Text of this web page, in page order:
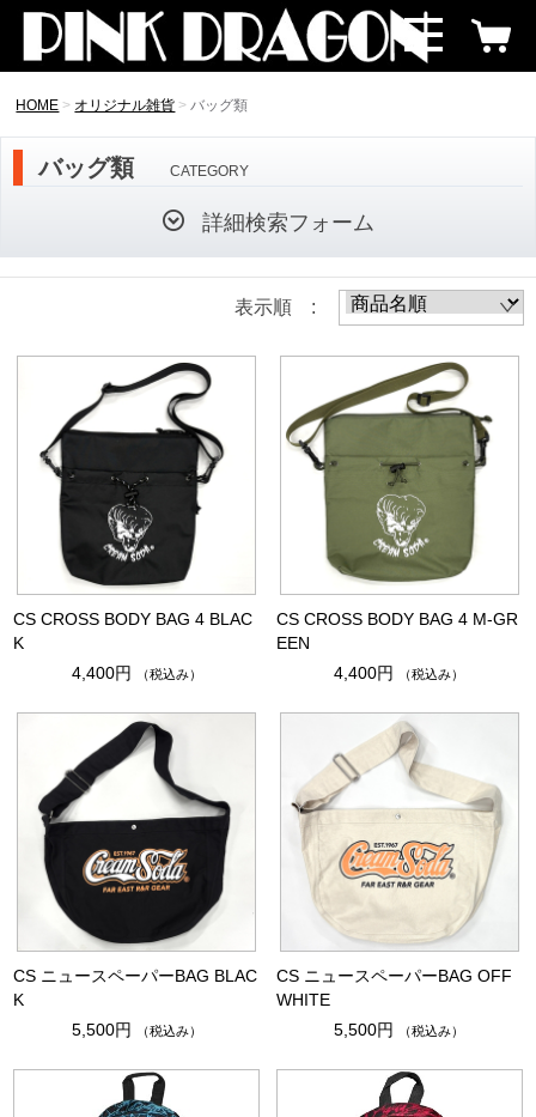
HOME オリジナル雑貨 バッグ類
バッグ類 CATEGORY
詳細検索フォーム
表示順 :
CS CROSS BODY BAG 4 BLAC
K
4,400円
（税込み）
CS CROSS BODY BAG 4 M-GR
EEN
4,400円
（税込み）
CS ニュースペーパーBAG BLAC
K
5,500円
（税込み）
CS ニュースペーパーBAG OFF
WHITE
5,500円
（税込み）